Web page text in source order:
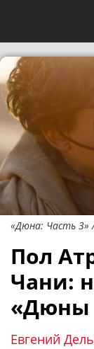
«Дюна: Часть 3»
Пол
Чани:
«Дюны
Евгений